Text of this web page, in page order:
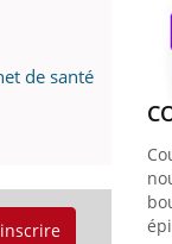
de santé